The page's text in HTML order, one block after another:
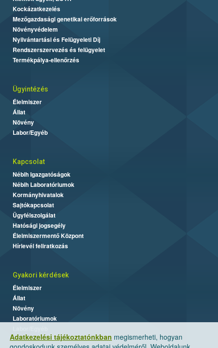
Adatkezelési tájékoztatónkban megismerheti, hogyan
Kockázatkezelés
Mezőgazdasági genetikai erőforrások
Növényvédelem
Nyilvántartási és Felügyeleti Díj
Rendszerszervezés és felügyelet
Termékpálya-ellenőrzés
Ügyintézés
Élelmiszer
Állat
Növény
Labor/Egyéb
Kapcsolat
Nébih Igazgatóságok
Nébih Laboratóriumok
Kormányhivatalok
Sajtókapcsolat
Ügyfélszolgálat
Hatósági jogsegély
Élelmiszermentő Központ
Hírlevél feliratkozás
Gyakori kérdések
Élelmiszer
Állat
Növény
Laboratóriumok